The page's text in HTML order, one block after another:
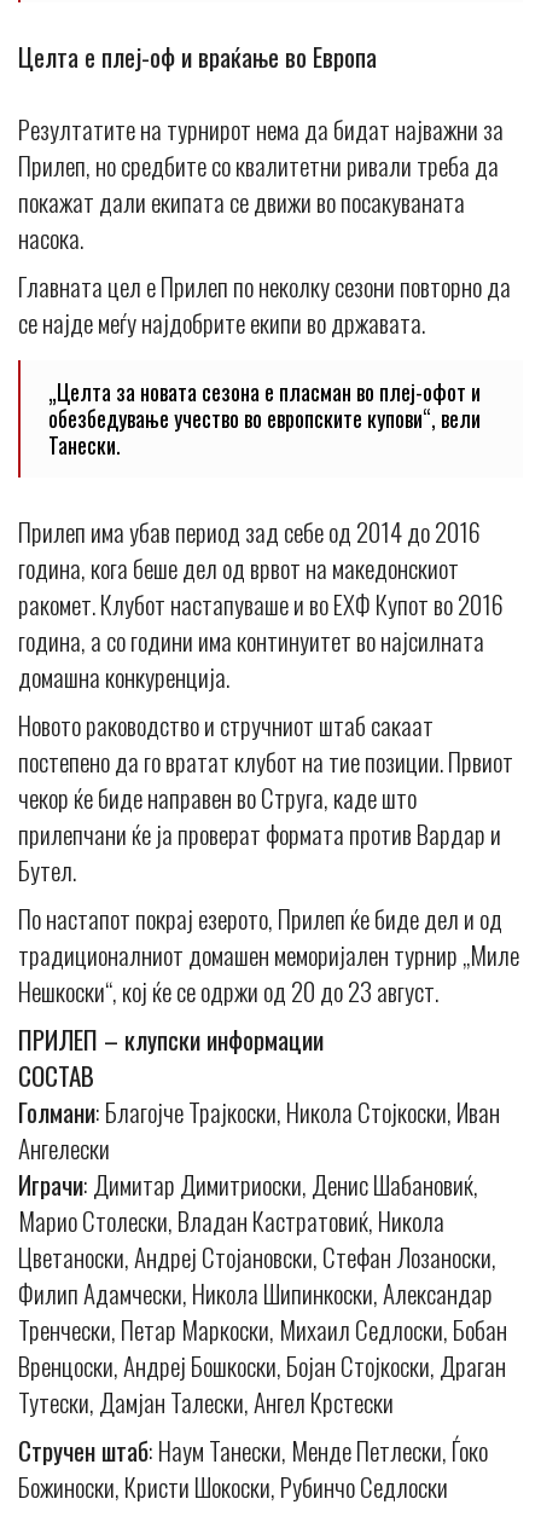
Целта е плеј-оф и враќање во Европа
Резултатите на турнирот нема да бидат најважни за
Прилеп, но средбите со квалитетни ривали треба да
покажат дали екипата се движи во посакуваната
насока.
Главната цел е Прилеп по неколку сезони повторно да
се најде меѓу најдобрите екипи во државата.
„Целта за новата сезона е пласман во плеј-офот и
обезбедување учество во европските купови“, вели
Танески.
Прилеп има убав период зад себе од 2014 до 2016
година, кога беше дел од врвот на македонскиот
ракомет. Клубот настапуваше и во ЕХФ Купот во 2016
година, а со години има континуитет во најсилната
домашна конкуренција.
Новото раководство и стручниот штаб сакаат
постепено да го вратат клубот на тие позиции. Првиот
чекор ќе биде направен во Струга, каде што
прилепчани ќе ја проверат формата против Вардар и
Бутел.
По настапот покрај езерото, Прилеп ќе биде дел и од
традиционалниот домашен меморијален турнир „Миле
Нешкоски“, кој ќе се одржи од 20 до 23 август.
ПРИЛЕП – клупски информации
СОСТАВ
Голмани: Благојче Трајкоски, Никола Стојкоски, Иван
Ангелески
Играчи: Димитар Димитриоски, Денис Шабановиќ,
Марио Столески, Владан Кастратовиќ, Никола
Цветаноски, Андреј Стојановски, Стефан Лозаноски,
Филип Адамчески, Никола Шипинкоски, Александар
Тренчески, Петар Маркоски, Михаил Седлоски, Бобан
Вренцоски, Андреј Бошкоски, Бојан Стојкоски, Драган
Тутески, Дамјан Талески, Ангел Крстески
Стручен штаб: Наум Танески, Менде Петлески, Ѓоко
Божиноски, Кристи Шокоски, Рубинчо Седлоски